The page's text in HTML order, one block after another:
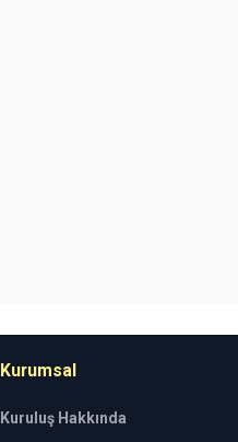
Kurumsal
Kuruluş Hakkında